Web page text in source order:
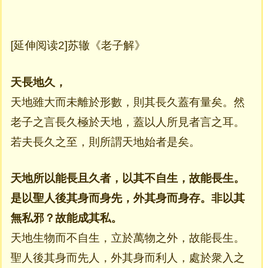
[延伸阅读2]苏辙《老子解》
天長地久，
天地雖大而未離於形數，則其長久蓋有量矣。然
老子之言長久極於天地，蓋以人所見者言之耳。
若夫長久之至，則所謂天地始者是矣。
天地所以能長且久者，以其不自生，故能長生。
是以聖人後其身而身先，外其身而身存。非以其
無私邪？故能成其私。
天地生物而不自生，立於萬物之外，故能長生。
聖人後其身而先人，外其身而利人，處於衆入之